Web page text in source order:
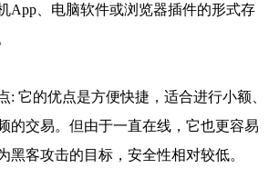
App、电脑软件或浏览器插件的形式存
: 它的优点是方便快捷，适合进行小额、
的交易。但由于一直在线，它也更容易
黑客攻击的目标，安全性相对较低。